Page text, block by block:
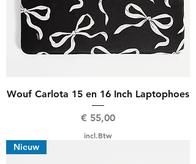
Wouf Carlota 15 en 16 Inch Laptophoes
Prijs
€ 55,00
incl.Btw
Nieuw